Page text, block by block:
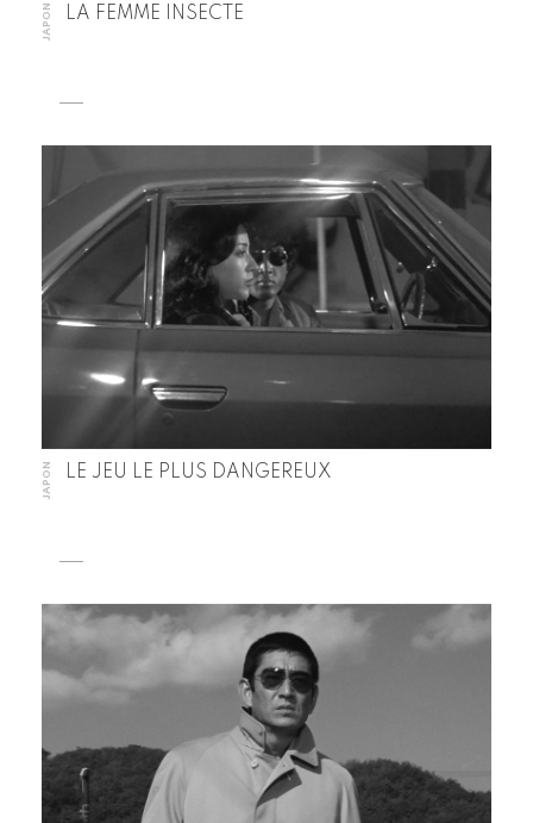
JAPON LA FEMME INSECTE
JAPON LE JEU LE PLUS DANGEREUX